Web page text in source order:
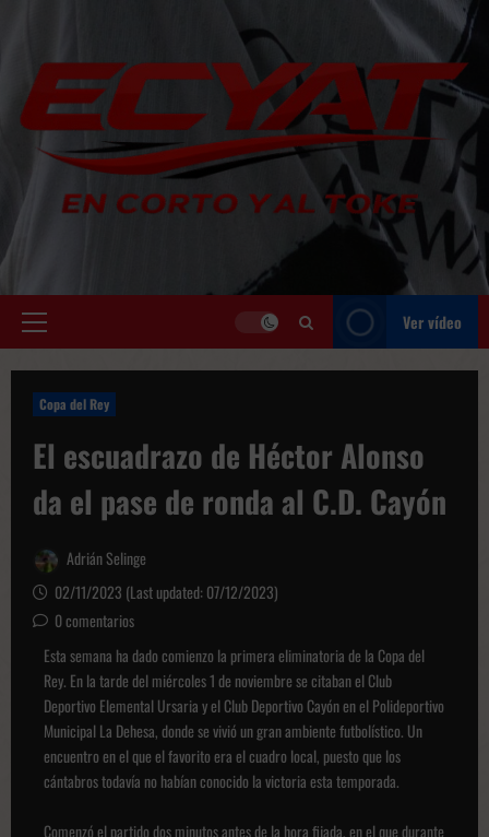
contenido
Menú
Ver vídeo
Copa del Rey
El escuadrazo de Héctor Alonso
da el pase de ronda al C.D. Cayón
Adrián Selinge
02/11/2023 (Last updated: 07/12/2023)
0 comentarios
Esta semana ha dado comienzo la primera eliminatoria de la Copa del
Rey. En la tarde del miércoles 1 de noviembre se citaban el Club
Deportivo Elemental Ursaria y el Club Deportivo Cayón en el Polideportivo
Municipal La Dehesa, donde se vivió un gran ambiente futbolístico. Un
encuentro en el que el favorito era el cuadro local, puesto que los
cántabros todavía no habían conocido la victoria esta temporada.
Comenzó el partido dos minutos antes de la hora fijada, en el que durante